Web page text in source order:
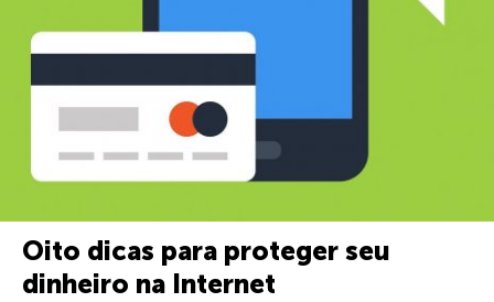
Oito dicas para proteger seu
dinheiro na Internet